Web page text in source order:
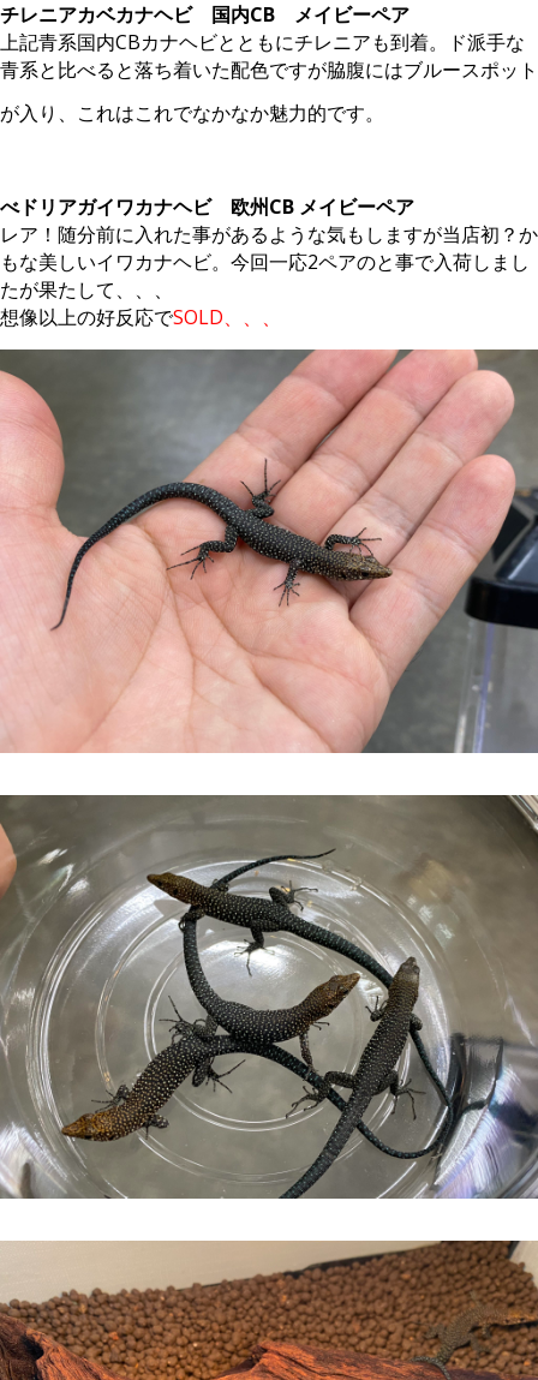
チレニアカベカナヘビ 国内CB メイビーペア
上記青系国内CBカナヘビとともにチレニアも到着。ド派手な
青系と比べると落ち着いた配色ですが脇腹にはブルースポット
が入り、これはこれでなかなか魅力的です。
べドリアガイワカナヘビ 欧州CB メイビーペア
レア！随分前に入れた事があるような気もしますが当店初？か
もな美しいイワカナヘビ。今回一応2ペアのと事で入荷しまし
たが果たして、、、
想像以上の好反応でSOLD、、、